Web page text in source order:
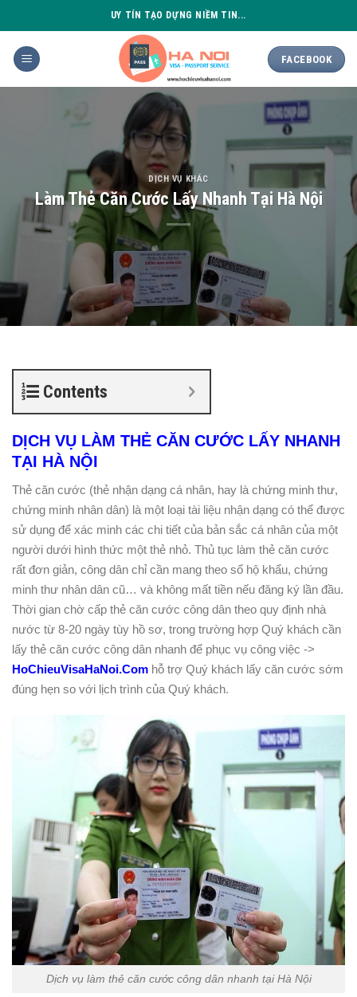
to
content
UY TÍN TẠO DỰNG NIỀM TIN...
FACEBOOK
DỊCH VỤ KHÁC
Làm Thẻ Căn Cước Lấy Nhanh Tại Hà Nội
Contents
DỊCH VỤ LÀM THẺ CĂN CƯỚC LẤY NHANH
TẠI HÀ NỘI
Thẻ căn cước (thẻ nhận dạng cá nhân, hay là chứng minh thư,
chứng minh nhân dân) là một loại tài liệu nhận dạng có thể được
sử dụng để xác minh các chi tiết của bản sắc cá nhân của một
người dưới hình thức một thẻ nhỏ. Thủ tục làm thẻ căn cước
rất đơn giản, công dân chỉ cần mang theo sổ hộ khẩu, chứng
minh thư nhân dân cũ… và không mất tiền nếu đăng ký lần đầu.
Thời gian chờ cấp thẻ căn cước công dân theo quy định nhà
nước từ 8-20 ngày tùy hồ sơ, trong trường hợp Quý khách cần
lấy thẻ căn cước công dân nhanh để phục vụ công việc ->
HoChieuVisaHaNoi.Com hỗ trợ Quý khách lấy căn cước sớm
đúng hẹn so với lịch trình của Quý khách.
Dịch vụ làm thẻ căn cước công dân nhanh tại Hà Nội